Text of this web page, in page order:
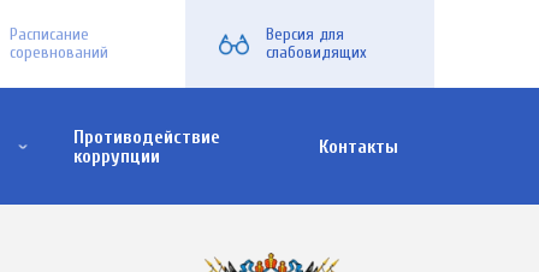
Расписание
соревнований
Версия для
слабовидящих
Противодействие
коррупции
Контакты